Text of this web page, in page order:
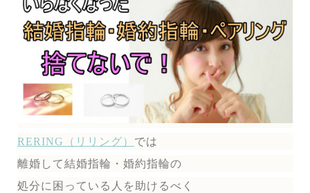
RERING（リリング） では
離婚して結婚指輪・婚約指輪の
処分に困っている人を助けるべく